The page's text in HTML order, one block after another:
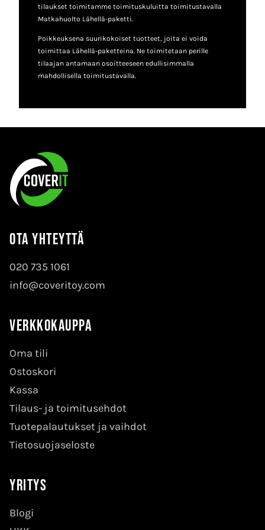
tilaukset toimitamme toimituskuluitta toimitustavalla
Matkahuolto Lähellä-paketti.
Poikkeuksena suurikokoiset tuotteet, joita ei voida
toimittaa Lähellä-paketteina. Ne toimitetaan perille
tilaajan antamaan osoitteeseen edullisimmalla
mahdollisella toimitustavalla.
Ota yhteyttä
020 735 1061
info@coveritoy.com
Verkkokauppa
Oma tili
Ostoskori
Kassa
Tilaus- ja toimitusehdot
Tuotepalautukset ja vaihdot
Tietosuojaseloste
Yritys
Blogi